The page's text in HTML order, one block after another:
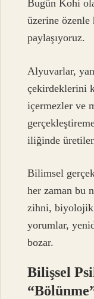
Bugün Kohi
üzerine özenle
paylaşıyoruz.
Alyuvarlar,
çekirdeklerini
içermezler ve
iliğinde
Bilimsel
her zaman bu
zihni, biyolojik
yorumlar,
bozar.
Bilişsel